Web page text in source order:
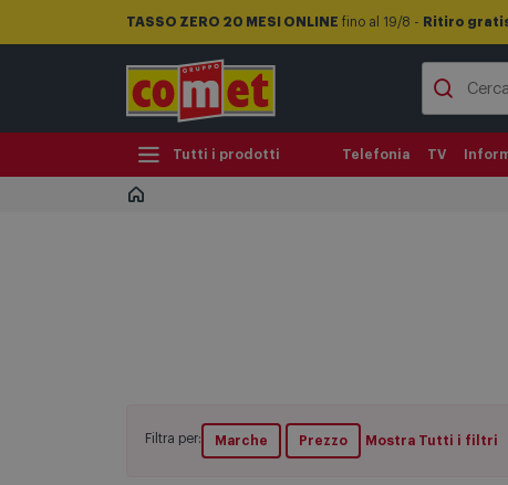
TASSO ZERO 20 MESI ONLINE fino al 19/8 - Ritiro
Tutti i prodotti Telefonia TV
Filtra per: Marche Prezzo Mostra Tutti i filtri